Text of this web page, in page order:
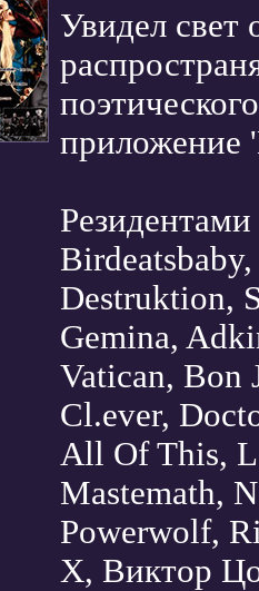
Увидел свет
приложение
Destruktion,
Gemina,
Vatican, Bon
Cl.ever,
All Of This,
Mastemath,
Powerwolf,
X, Виктор